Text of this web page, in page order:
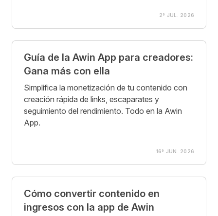
2º JUL. 2026
Guía de la Awin App para creadores:
Gana más con ella
Simplifica la monetización de tu contenido con
creación rápida de links, escaparates y
seguimiento del rendimiento. Todo en la Awin
App.
16º JUN. 2026
Cómo convertir contenido en
ingresos con la app de Awin